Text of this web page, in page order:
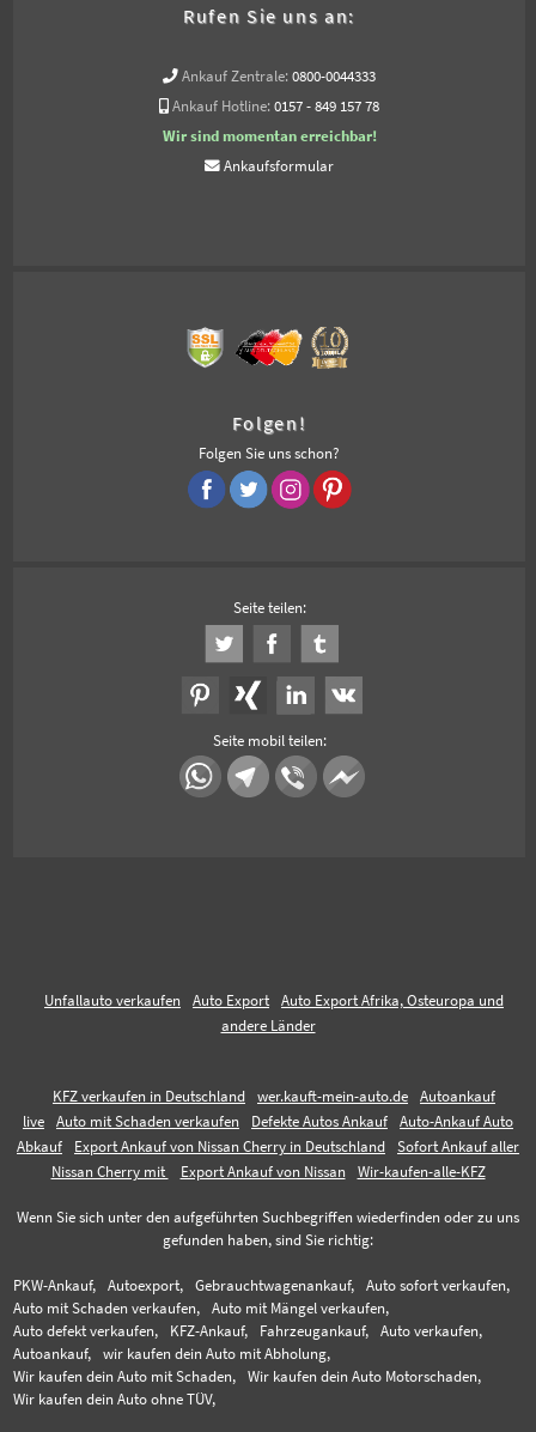
Rufen Sie uns an:
Ankauf Zentrale: 0800-0044333
Ankauf Hotline: 0157 - 849 157 78
Wir sind momentan erreichbar!
Ankaufsformular
Folgen!
Folgen Sie uns schon?
Seite teilen:
Seite mobil teilen:
Unfallauto verkaufen Auto Export
Auto Export Afrika, Osteuropa und
andere Länder
KFZ verkaufen in Deutschland wer.kauft-mein-auto.de
Autoankauf
live
Auto mit Schaden verkaufen Defekte Autos Ankauf
Auto-Ankauf Auto
Abkauf
Export Ankauf von Nissan Cherry in Deutschland
Sofort Ankauf aller
Nissan Cherry mit
Export Ankauf von Nissan Wir-kaufen-alle-KFZ
Wenn Sie sich unter den aufgeführten Suchbegriffen wiederfinden oder zu uns
gefunden haben, sind Sie richtig:
PKW-Ankauf, Autoexport, Gebrauchtwagenankauf,
Auto sofort verkaufen,
Auto mit Schaden verkaufen,
Auto mit Mängel verkaufen,
Auto defekt verkaufen,
KFZ-Ankauf, Fahrzeugankauf,
Auto verkaufen,
Autoankauf,
wir kaufen dein Auto mit Abholung,
Wir kaufen dein Auto mit Schaden,
Wir kaufen dein Auto Motorschaden,
Wir kaufen dein Auto ohne TÜV,